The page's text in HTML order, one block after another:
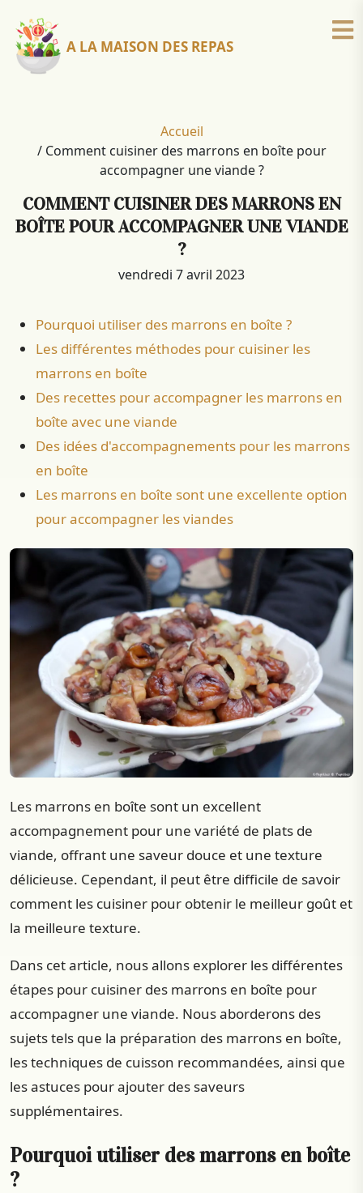
A LA MAISON DES REPAS
Accueil
/ Comment cuisiner des marrons en boîte pour
accompagner une viande ?
COMMENT CUISINER DES MARRONS EN
BOÎTE POUR ACCOMPAGNER UNE VIANDE
?
vendredi 7 avril 2023
Pourquoi utiliser des marrons en boîte ?
Les différentes méthodes pour cuisiner les
marrons en boîte
Des recettes pour accompagner les marrons en
boîte avec une viande
Des idées d'accompagnements pour les marrons
en boîte
Les marrons en boîte sont une excellente option
pour accompagner les viandes
Les marrons en boîte sont un excellent
accompagnement pour une variété de plats de
viande, offrant une saveur douce et une texture
délicieuse. Cependant, il peut être difficile de savoir
comment les cuisiner pour obtenir le meilleur goût et
la meilleure texture.
Dans cet article, nous allons explorer les différentes
étapes pour cuisiner des marrons en boîte pour
accompagner une viande. Nous aborderons des
sujets tels que la préparation des marrons en boîte,
les techniques de cuisson recommandées, ainsi que
les astuces pour ajouter des saveurs
supplémentaires.
Pourquoi utiliser des marrons en boîte
?